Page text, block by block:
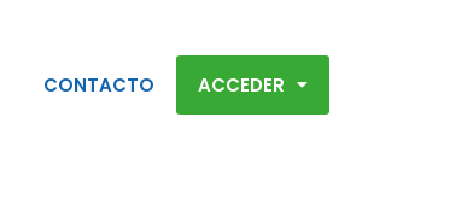
CONTACTO ACCEDER